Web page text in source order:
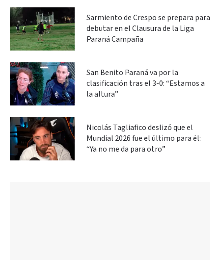
Sarmiento de Crespo se prepara para
debutar en el Clausura de la Liga
Paraná Campaña
San Benito Paraná va por la
clasificación tras el 3-0: “Estamos a
la altura”
Nicolás Tagliafico deslizó que el
Mundial 2026 fue el último para él:
“Ya no me da para otro”